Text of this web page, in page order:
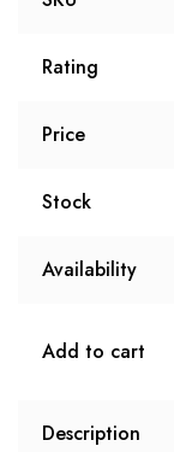
Rating
Price
Stock
Availability
Add to cart
Description